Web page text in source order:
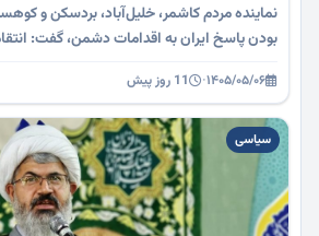
نماینده مردم کاشمر، خلیل‌آباد، بردسکن و
بودن پاسخ ایران به اقدامات دشمن، گفت:
۱۴۰۵/۰۵/۰۶· 11 روز پیش
سیاسی